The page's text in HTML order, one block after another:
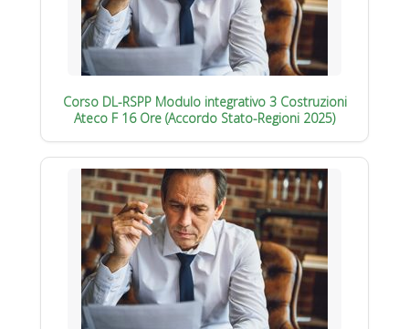
Corso DL-RSPP Modulo integrativo 3 Costruzioni
Ateco F 16 Ore (Accordo Stato-Regioni 2025)